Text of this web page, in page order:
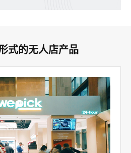
式的无人店产品